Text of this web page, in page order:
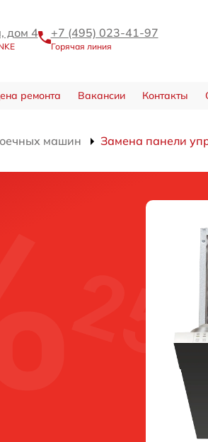
дом 4 +7 (495) 023-41-97
Горячая линия
ремонта Вакансии Контакты
машин Замена панели